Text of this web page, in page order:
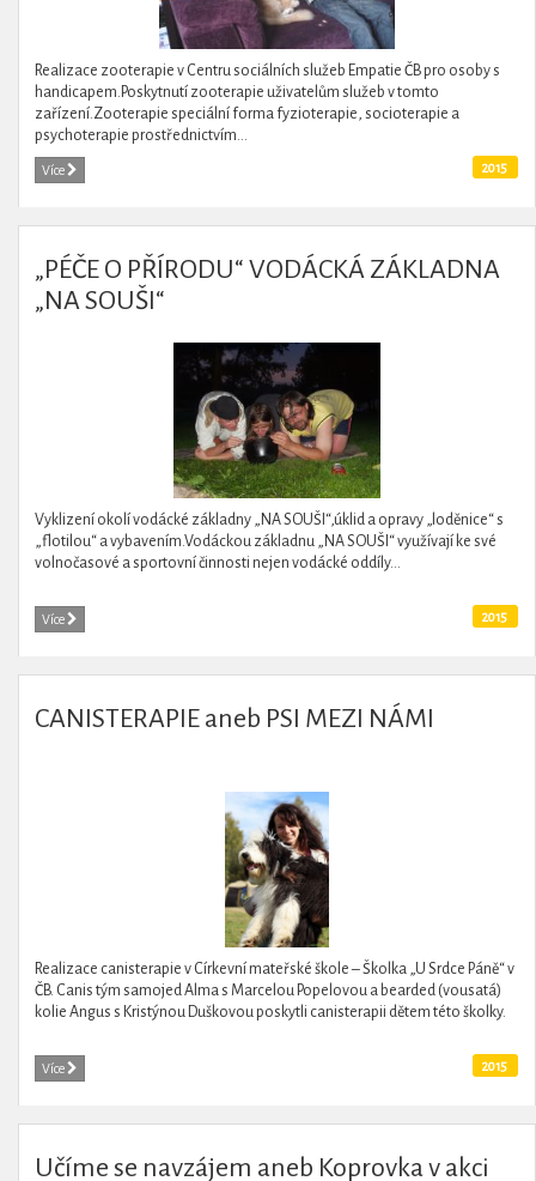
Realizace zooterapie v Centru sociálních služeb Empatie ČB pro osoby s
handicapem.Poskytnutí zooterapie uživatelům služeb v tomto
zařízení.Zooterapie speciální forma fyzioterapie, socioterapie a
psychoterapie prostřednictvím...
Více 2015
„PÉČE O PŘÍRODU“ VODÁCKÁ ZÁKLADNA
„NA SOUŠI“
Vyklizení okolí vodácké základny „NA SOUŠI“,úklid a opravy „loděnice“ s
„flotilou“ a vybavením.Vodáckou základnu „NA SOUŠI“ využívají ke své
volnočasové a sportovní činnosti nejen vodácké oddíly...
Více 2015
CANISTERAPIE aneb PSI MEZI NÁMI
Realizace canisterapie v Církevní mateřské škole – Školka „U Srdce Páně“ v
ČB. Canis tým samojed Alma s Marcelou Popelovou a bearded (vousatá)
kolie Angus s Kristýnou Duškovou poskytli canisterapii dětem této školky.
Více 2015
Učíme se navzájem aneb Koprovka v akci